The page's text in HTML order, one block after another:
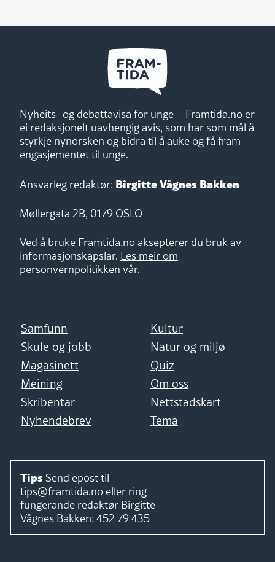
Nyheits- og debattavisa for unge – Framtida.no er
ei redaksjonelt uavhengig avis, som har som mål å
styrkje nynorsken og bidra til å auke og få fram
engasjementet til unge.
Ansvarleg redaktør: Birgitte Vågnes Bakken
Møllergata 2B, 0179 OSLO
Ved å bruke Framtida.no aksepterer du bruk av
informasjonskapslar. Les meir om
personvernpolitikken vår.
Samfunn
Kultur
Skule og jobb
Natur og miljø
Magasinett
Quiz
Meining
Om oss
Skribentar
Nettstadskart
Nyhendebrev
Tema
Tips Send epost til
tips@framtida.no eller ring
fungerande redaktør Birgitte
Vågnes Bakken: 452 79 435